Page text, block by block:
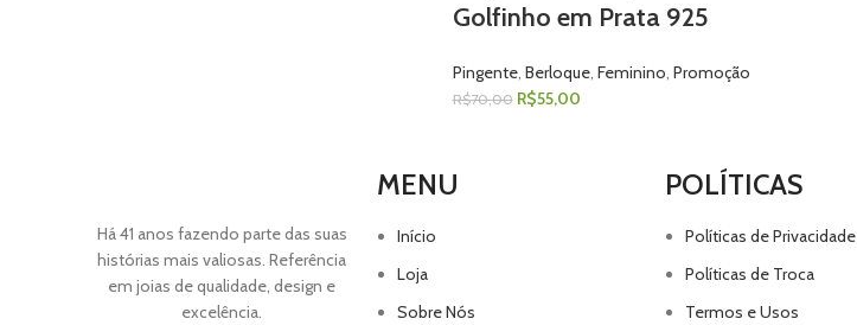
Golfinho em Prata 925
Pingente, Berloque, Feminino, Promoção
R$70,00 R$55,00
Há 41 anos fazendo parte das suas
histórias mais valiosas. Referência
em joias de qualidade, design e
excelência.
MENU
Início
Loja
Sobre Nós
POLÍTICAS
Políticas de Privacidade
Políticas de Troca
Termos e Usos